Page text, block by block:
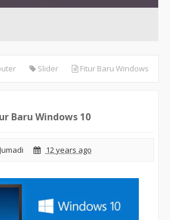
Slider Fitur Baru Windows
Baru Windows 10
12 years ago